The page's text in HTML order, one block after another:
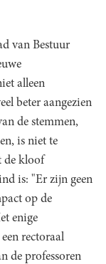
van Bestuur
alleen
beter aangezien
de stemmen,
is niet te
de kloof
is: "Er zijn geen
op de
enige
rectoraal
de professoren